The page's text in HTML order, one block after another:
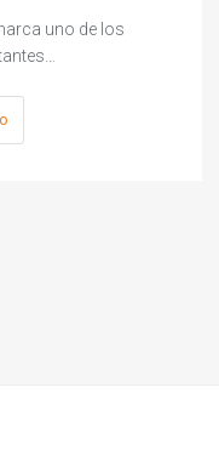
uno de los